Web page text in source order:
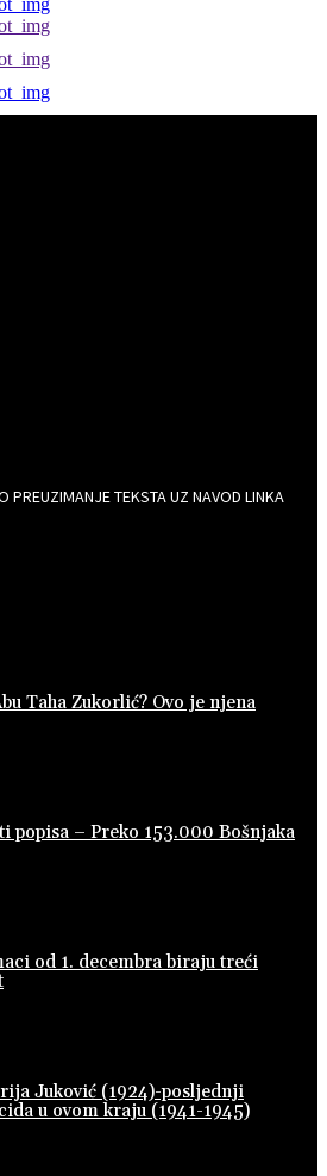
TEKSTA UZ NAVOD LINKA
Taha Zukorlić? Ovo je njena
popisa – Preko 153.000 Bošnjaka
od 1. decembra biraju treći
Juković (1924)-posljednji
u ovom kraju (1941-1945)